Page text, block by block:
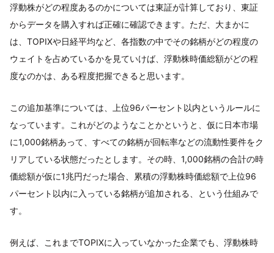
浮動株がどの程度あるのかについては東証が計算しており、東証
からデータを購入すれば正確に確認できます。ただ、大まかに
は、TOPIXや日経平均など、各指数の中でその銘柄がどの程度の
ウェイトを占めているかを見ていけば、浮動株時価総額がどの程
度なのかは、ある程度把握できると思います。
この追加基準については、上位96パーセント以内というルールに
なっています。これがどのようなことかというと、仮に日本市場
に1,000銘柄あって、すべての銘柄が回転率などの流動性要件をク
リアしている状態だったとします。その時、1,000銘柄の合計の時
価総額が仮に1兆円だった場合、累積の浮動株時価総額で上位96
パーセント以内に入っている銘柄が追加される、という仕組みで
す。
例えば、これまでTOPIXに入っていなかった企業でも、浮動株時